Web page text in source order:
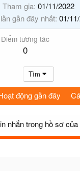
Tham gia 01/11/2022
gần đây nhất 01/
Điểm tương tác
0
Tìm
động gần đây
nhắn trong hồ sơ